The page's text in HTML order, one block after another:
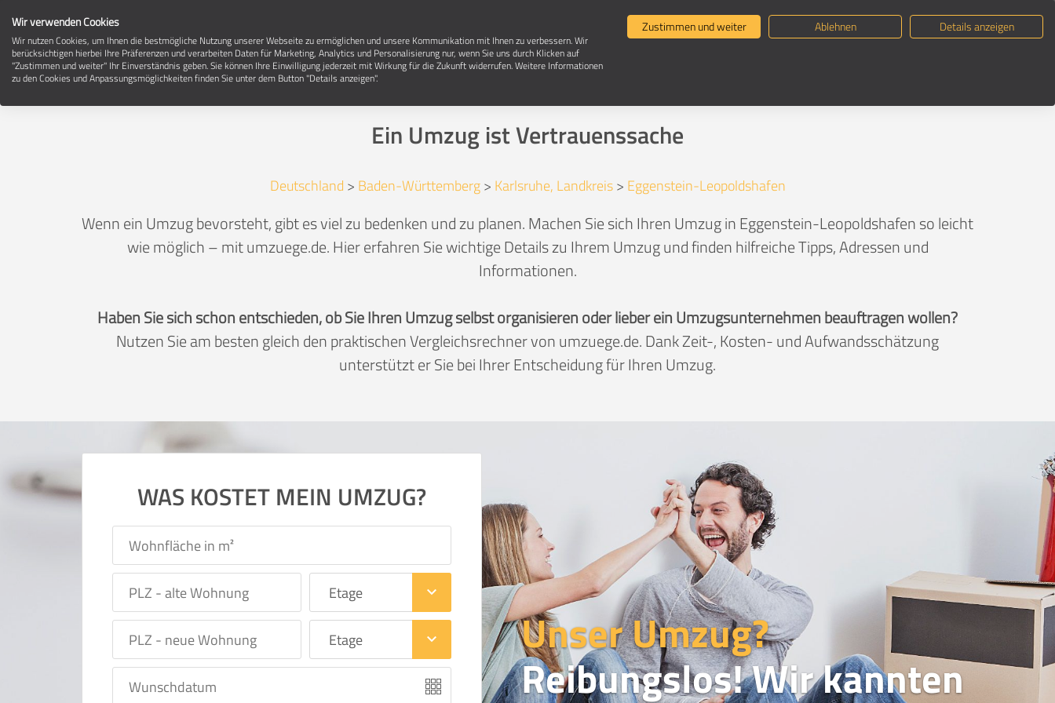
Umzugsunternehmen suchen Umzugsratgeber
Umzug in 76344 Eggenstein-Leopoldshafen
Ein Umzug ist Vertrauenssache
Deutschland > Baden-Württemberg> Karlsruhe, Landkreis> Eggenstein-Leopoldshafen
Wenn ein Umzug bevorsteht, gibt es viel zu bedenken und zu planen. Machen Sie sich Ihren Umzug in Eggenstein-Leopoldshafen so leicht
wie möglich – mit umzuege.de. Hier erfahren Sie wichtige Details zu Ihrem Umzug und finden hilfreiche Tipps, Adressen und
Informationen.
Haben Sie sich schon entschieden, ob Sie Ihren Umzug selbst organisieren oder lieber ein Umzugsunternehmen beauftragen wollen?
Nutzen Sie am besten gleich den praktischen Vergleichsrechner von umzuege.de. Dank Zeit-, Kosten- und Aufwandsschätzung
unterstützt er Sie bei Ihrer Entscheidung für Ihren Umzug.
WAS KOSTET MEIN UMZUG?
keyboard_arrow_down
keyboard_arrow_down Unser Umzug?
Reibungslos! Wir kannten
Wir verwenden Cookies
Wir nutzen Cookies, um Ihnen die bestmögliche Nutzung unserer Webseite zu ermöglichen und unsere Kommunikation mit Ihnen zu verbessern. Wir
berücksichtigen hierbei Ihre Präferenzen und verarbeiten Daten für Marketing, Analytics und Personalisierung nur, wenn Sie uns durch Klicken auf
"Zustimmen und weiter" Ihr Einverständnis geben. Sie können Ihre Einwilligung jederzeit mit Wirkung für die Zukunft widerrufen. Weitere Informationen
zu den Cookies und Anpassungsmöglichkeiten finden Sie unter dem Button "Details anzeigen".
Zustimmen und weiter Ablehnen Details anzeigen